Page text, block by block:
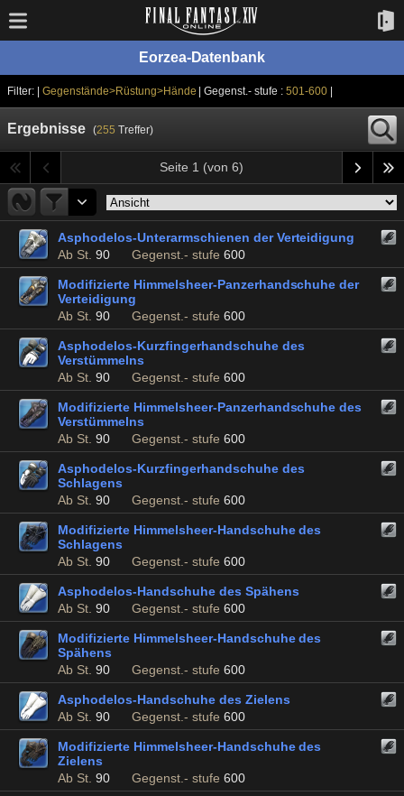
Eorzea-Datenbank
Filter: | Gegenstände>Rüstung>Hände | Gegenst.- stufe :501-600
Ergebnisse (255 Treffer)
Seite 1 (von 6)
Asphodelos-Unterarmschienen der Verteidigung
Ab St. 90 Gegenst.- stufe 600
Modifizierte Himmelsheer-Panzerhandschuhe der
Verteidigung
Ab St. 90 Gegenst.- stufe 600
Asphodelos-Kurzfingerhandschuhe des
Verstümmelns
Ab St. 90 Gegenst.- stufe 600
Modifizierte Himmelsheer-Panzerhandschuhe des
Verstümmelns
Ab St. 90 Gegenst.- stufe 600
Asphodelos-Kurzfingerhandschuhe des
Schlagens
Ab St. 90 Gegenst.- stufe 600
Modifizierte Himmelsheer-Handschuhe des
Schlagens
Ab St. 90 Gegenst.- stufe 600
Asphodelos-Handschuhe des Spähens
Ab St. 90 Gegenst.- stufe 600
Modifizierte Himmelsheer-Handschuhe des
Spähens
Ab St. 90 Gegenst.- stufe 600
Asphodelos-Handschuhe des Zielens
Ab St. 90 Gegenst.- stufe 600
Modifizierte Himmelsheer-Handschuhe des
Zielens
Ab St. 90 Gegenst.- stufe 600